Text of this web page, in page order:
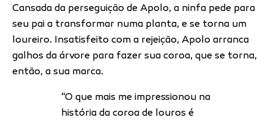
Cansada da perseguição de Apolo, a ninfa pede para
seu pai a transformar numa planta, e se torna um
loureiro. Insatisfeito com a rejeição, Apolo arranca
galhos da árvore para fazer sua coroa, que se torna,
então, a sua marca.
“O que mais me impressionou na
história da coroa de louros é